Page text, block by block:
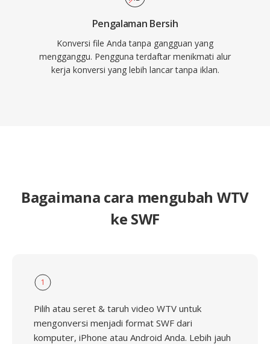
Pengalaman Bersih
Konversi file Anda tanpa gangguan yang
mengganggu. Pengguna terdaftar menikmati alur
kerja konversi yang lebih lancar tanpa iklan.
Bagaimana cara mengubah WTV
ke SWF
1
Pilih atau seret & taruh video WTV untuk
mengonversi menjadi format SWF dari
komputer, iPhone atau Android Anda. Lebih jauh